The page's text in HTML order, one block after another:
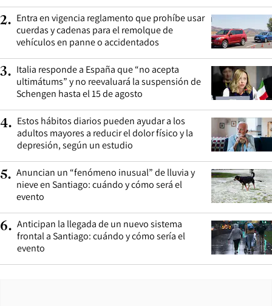
2. Entra en vigencia reglamento que prohíbe usar
cuerdas y cadenas para el remolque de
vehículos en panne o accidentados
3. Italia responde a España que “no acepta
ultimátums” y no reevaluará la suspensión de
Schengen hasta el 15 de agosto
4. Estos hábitos diarios pueden ayudar a los
adultos mayores a reducir el dolor físico y la
depresión, según un estudio
5. Anuncian un “fenómeno inusual” de lluvia y
nieve en Santiago: cuándo y cómo será el
evento
6. Anticipan la llegada de un nuevo sistema
frontal a Santiago: cuándo y cómo sería el
evento